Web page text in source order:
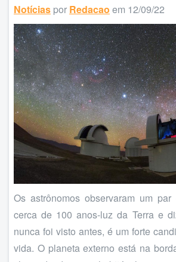
Notícias por Redacao em 12/09/22
Os astrônomos observaram um
cerca de 100 anos-luz da Terra e
nunca foi visto antes, é um forte
vida. O planeta externo está na